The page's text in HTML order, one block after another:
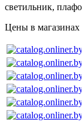
светильник,
Цены в магазинах